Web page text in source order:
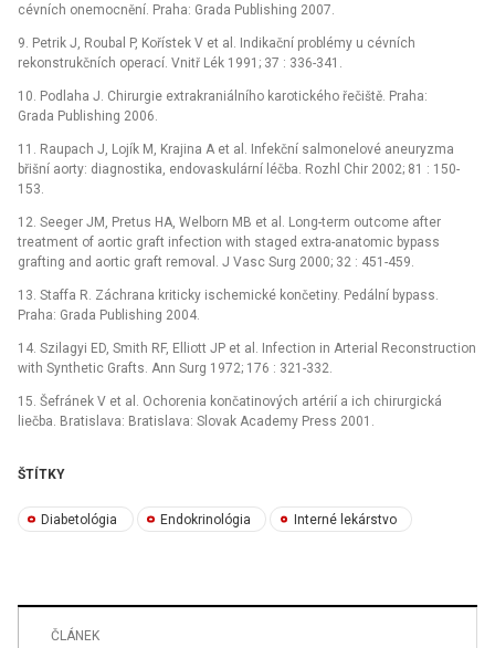
cévních onemocnění. Praha: Grada Publishing 2007.
9. Petrik J, Roubal P, Kořístek V et al. Indikační problémy u cévních
rekonstrukčních operací. Vnitř Lék 1991; 37 : 336-341.
10. Podlaha J. Chirurgie extrakraniálního karotického řečiště. Praha:
Grada Publishing 2006.
11. Raupach J, Lojík M, Krajina A et al. Infekční salmonelové aneuryzma
břišní aorty: diagnostika, endovaskulární léčba. Rozhl Chir 2002; 81 : 150-
153.
12. Seeger JM, Pretus HA, Welborn MB et al. Long-term outcome after
treatment of aortic graft infection with staged extra-anatomic bypass
grafting and aortic graft removal. J Vasc Surg 2000; 32 : 451-459.
13. Staffa R. Záchrana kriticky ischemické končetiny. Pedální bypass.
Praha: Grada Publishing 2004.
14. Szilagyi ED, Smith RF, Elliott JP et al. Infection in Arterial Reconstruction
with Synthetic Grafts. Ann Surg 1972; 176 : 321-332.
15. Šefránek V et al. Ochorenia končatinových artérií a ich chirurgická
liečba. Bratislava: Bratislava: Slovak Academy Press 2001.
ŠTÍTKY
Diabetológia Endokrinológia Interné lekárstvo
ČLÁNEK